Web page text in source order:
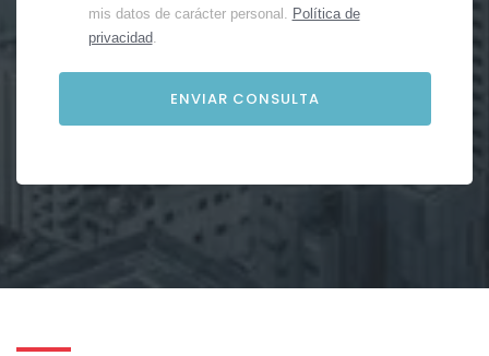
mis datos de carácter personal. Política de
privacidad.